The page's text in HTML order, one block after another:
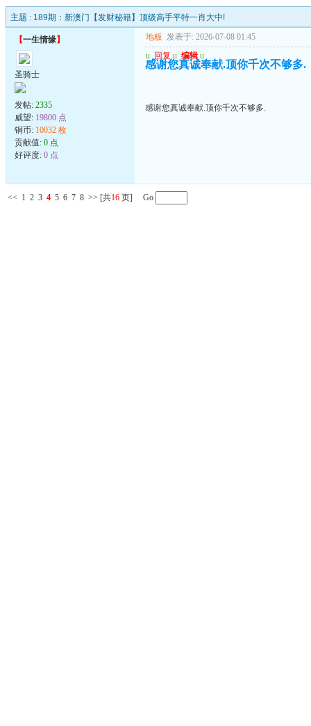
主题 : 189期：新澳门【发财秘籍】顶级高手平特一肖大中!
【一生情缘】
圣骑士
发帖: 2335
威望: 19800 点
铜币: 10032 枚
贡献值: 0 点
好评度: 0 点
地板 发表于: 2026-07-08 01:45
u 回复 u 编辑 u
感谢您真诚奉献.顶你千次不够多.
感谢您真诚奉献.顶你千次不够多.
<< 1 2 3 4 5 6 7 8 >> [共16 页] Go